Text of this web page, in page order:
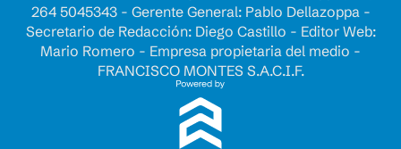
264 5045343 - Gerente General: Pablo Dellazoppa -
Secretario de Redacción: Diego Castillo - Editor Web:
Mario Romero - Empresa propietaria del medio -
FRANCISCO MONTES S.A.C.I.F.